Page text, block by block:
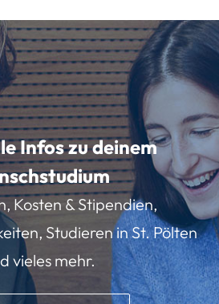
Infos zu deinem
Kosten & Stipendien,
Studieren in St. Pölten
vieles mehr.